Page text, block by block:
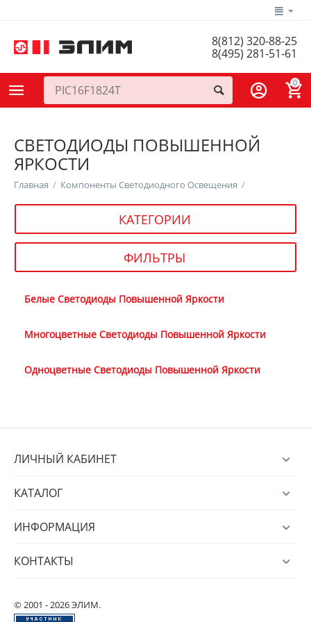
8(812) 320-88-25
8(495) 281-51-61
0
СВЕТОДИОДЫ ПОВЫШЕННОЙ
ЯРКОСТИ
Главная / Компоненты Светодиодного Освещения /
КАТЕГОРИИ
ФИЛЬТРЫ
Белые Светодиоды Повышенной Яркости
Многоцветные Светодиоды Повышенной Яркости
Одноцветные Светодиоды Повышенной Яркости
ЛИЧНЫЙ КАБИНЕТ
КАТАЛОГ
ИНФОРМАЦИЯ
КОНТАКТЫ
© 2001 - 2026 ЭЛИМ.